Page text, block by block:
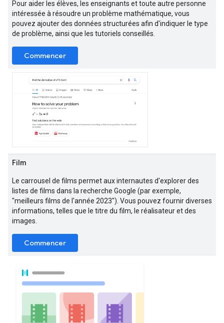
Pour aider les élèves, les enseignants et toute autre personne
intéressée à résoudre un problème mathématique, vous
pouvez ajouter des données structurées afin d'indiquer le type
de problème, ainsi que les tutoriels conseillés.
Commencer
Film
Le carrousel de films permet aux internautes d'explorer des
listes de films dans la recherche Google (par exemple,
"meilleurs films de l'année 2023"). Vous pouvez fournir diverses
informations, telles que le titre du film, le réalisateur et des
images.
Commencer